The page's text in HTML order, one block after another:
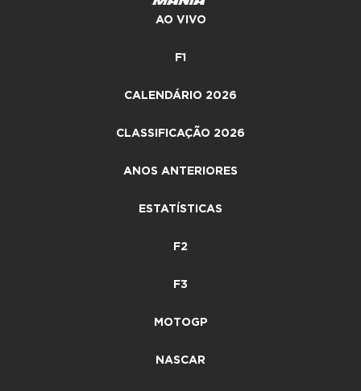
AO VIVO
F1
CALENDÁRIO 2026
CLASSIFICAÇÃO 2026
ANOS ANTERIORES
ESTATÍSTICAS
F2
F3
MOTOGP
NASCAR